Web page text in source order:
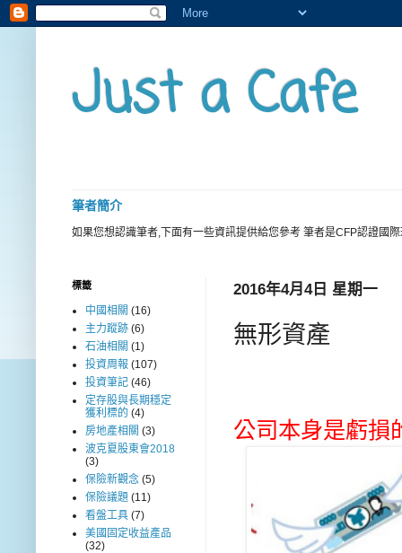
Just a Cafe
筆者簡介
如果您想認識筆者,下面有一些資訊提供給您參考 筆者是CFP認證國
2016年4月4日 星期一
無形資產
公司本身是虧損
標籤
中國相關 (16)
主力蹤跡 (6)
石油相關 (1)
投資周報 (107)
投資筆記 (46)
定存股與長期穩定
獲利標的 (4)
房地產相關 (3)
波克夏股東會2018
(3)
保險新觀念 (5)
保險議題 (11)
看盤工具 (7)
美國固定收益產品
(32)